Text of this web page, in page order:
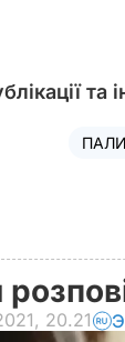
та
20.21